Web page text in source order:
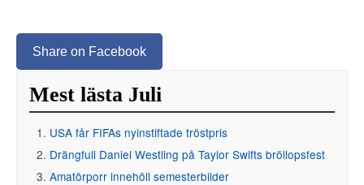
Share on Facebook
Mest lästa Juli
USA får FIFAs nyinstiftade tröstpris
Drängfull Daniel Westling på Taylor Swifts bröllopsfest
Amatörporr innehöll semesterbilder